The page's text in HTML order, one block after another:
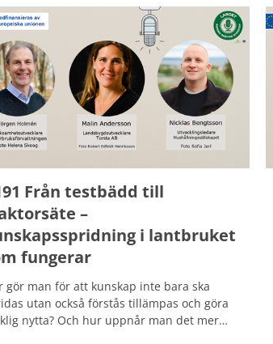
om foder till odlad fisk? Vad är det
är på väg att förändras och hur påverkar
såväl haven som fisken själv?
Från testbädd till
–
i lantbruket
fungerar
gör man för att kunskap inte bara ska
utan också förstås tillämpas och göra
nytta? Och hur uppnår man det mer